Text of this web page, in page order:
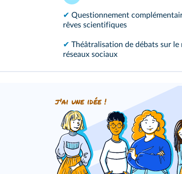
✔ Questionnement
rêves scientifiques
✔ Théâtralisation de débats sur le
réseaux sociaux
j'ai une idée !